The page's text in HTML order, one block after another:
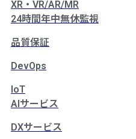
XR・VR/AR/MR
24時間年中無休監視
品質保証
DevOps
IoT
AIサービス
DXサービス